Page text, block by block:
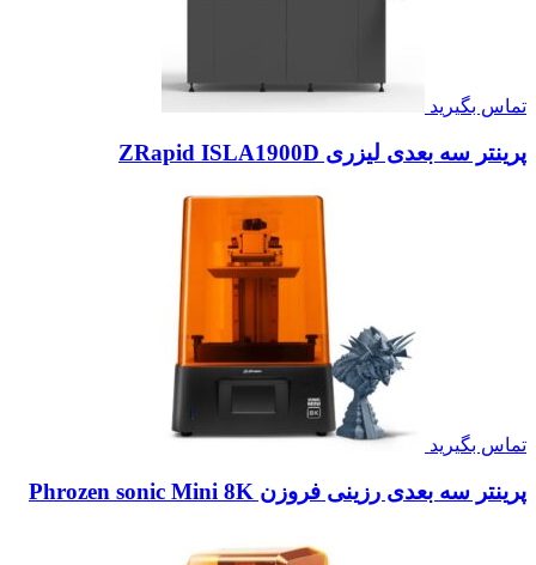
تماس بگیرید
پرینتر سه بعدی لیزری ZRapid ISLA1900D
تماس بگیرید
پرینتر سه بعدی رزینی فروزن Phrozen sonic Mini 8K